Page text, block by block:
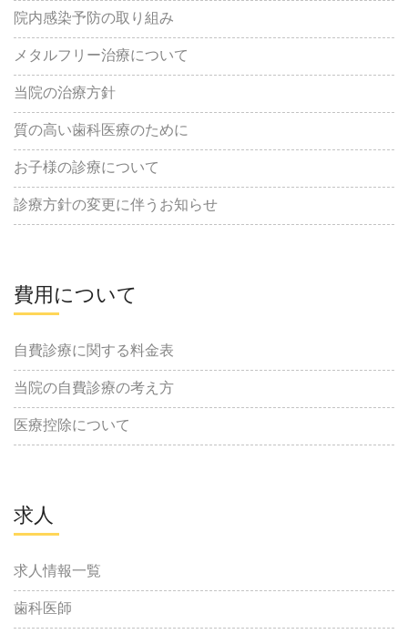
院内感染予防の取り組み
メタルフリー治療について
当院の治療方針
質の高い歯科医療のために
お子様の診療について
診療方針の変更に伴うお知らせ
費用について
自費診療に関する料金表
当院の自費診療の考え方
医療控除について
求人
求人情報一覧
歯科医師